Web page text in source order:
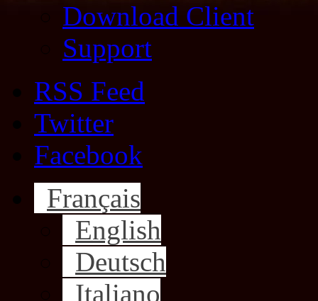
Download Client
Support
RSS Feed
Twitter
Facebook
Français
English
Deutsch
Italiano